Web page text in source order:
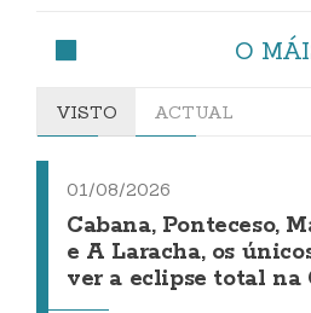
O
VISTO ACTUAL
01/08/2026
Cabana, Ponteceso,
e A Laracha, os
ver a eclipse total na